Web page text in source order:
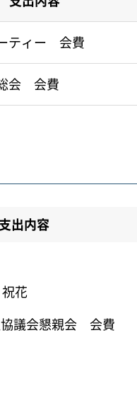
ティー 会費
会 会費
出内容
花
協議会懇親会 会費